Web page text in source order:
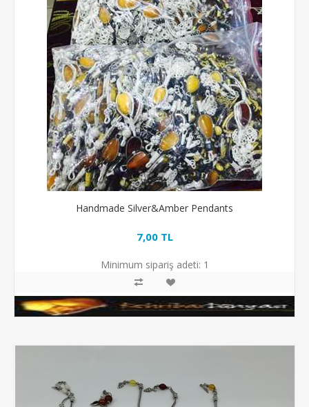
Handmade Silver&Amber Pendants
7,00 TL
Minimum sipariş adeti: 1